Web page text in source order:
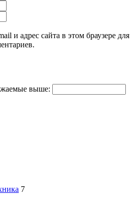
и адрес сайта в этом браузере для
выше:
7